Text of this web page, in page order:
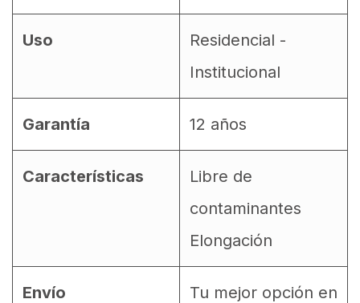
Uso
Residencial -
Institucional
Garantía 12 años
Características
Libre de
contaminantes
Elongación
Envío
Tu mejor opción en